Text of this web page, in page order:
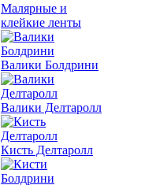
Малярные и
клейкие ленты
Валики Болдрини
Валики Делтаролл
Кисть Делтаролл